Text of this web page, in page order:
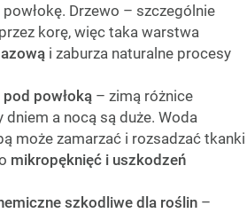
Drzewo – szczególnie
korę, więc taka warstwa
i zaburza naturalne procesy
powłoką – zimą różnice
a nocą są duże. Woda
może zamarzać i rozsadzać tkanki
mikropęknięć i uszkodzeń
szkodliwe dla roślin –